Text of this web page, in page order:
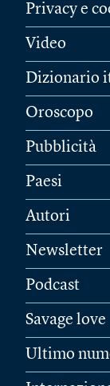
Privacy e
Video
Dizionario
Oroscopo
Pubblicità
Paesi
Autori
Newsletter
Podcast
Savage love
Ultimo